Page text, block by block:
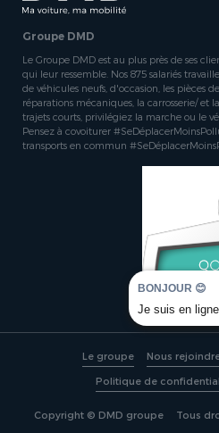
Groupe DMD
Le Groupe DMD est au plus près de ses
qui leur ressemble. Nos 875 salariés
de véhicules neufs, d'occasion, les pièces
réparations mécaniques, la carrosserie/ et
trajets courts, privilégiez la marche ou le
Pensez à covoiturer
transports en commun
Le groupe Nous
Politique de
Copyright © DMD groupe Tous
BONJOUR 😊
Je suis en